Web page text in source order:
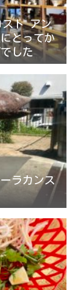
スト アン
とってか
した
ラカンス